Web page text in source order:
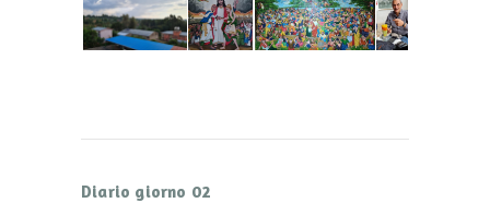
Diario giorno 02